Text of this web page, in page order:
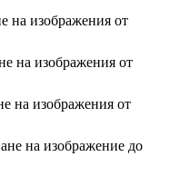
на изображения от
на изображения от
на изображения от
на изображение до